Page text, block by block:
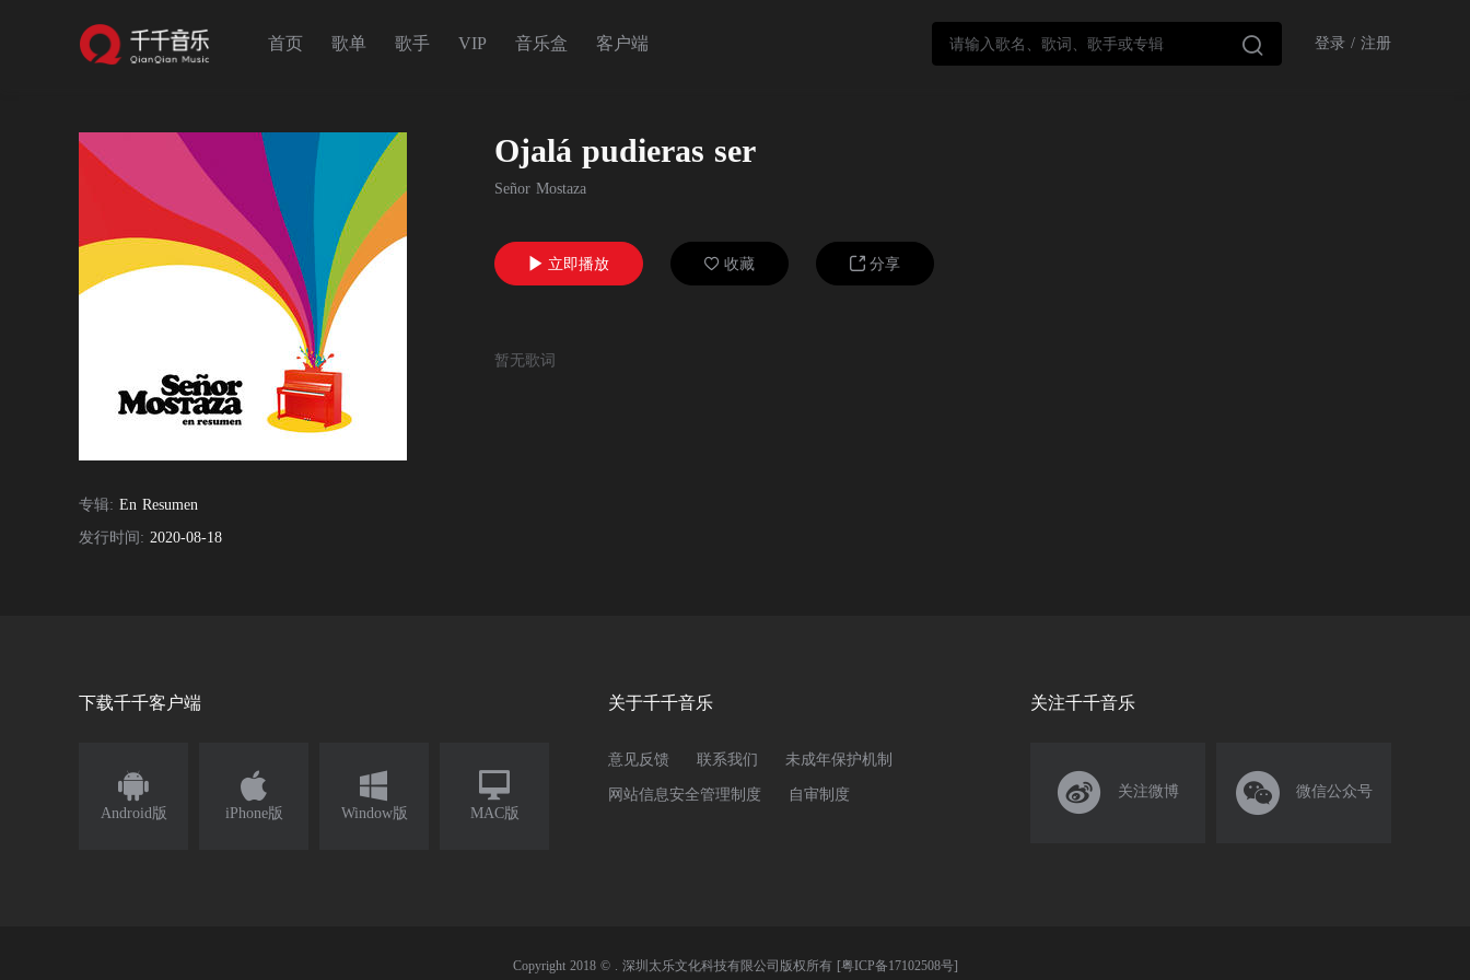
首页 歌单 歌手 VIP 音乐盒 客户端  登录 / 注册
专辑: En Resumen
发行时间: 2020-08-18
Ojalá pudieras ser
Señor Mostaza
 立即播放  收藏  分享
暂无歌词
下载千千客户端

Android版

iPhone版

Window版

MAC版
关于千千音乐
意见反馈 联系我们 未成年保护机制
网站信息安全管理制度 自审制度
关注千千音乐
 关注微博  微信公众号
Copyright 2018 © . 深圳太乐文化科技有限公司版权所有 [粤ICP备17102508号]